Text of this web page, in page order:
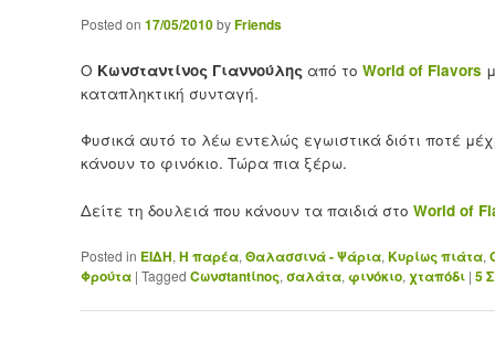
Posted on 17/05/2010byFriends
Ο Κωνσταντίνος Γιαννούλης από το World of Flavors
καταπληκτική συνταγή.
Φυσικά αυτό το λέω εντελώς εγωιστικά διότι ποτέ
κάνουν το φινόκιο. Τώρα πια ξέρω.
Δείτε τη δουλειά που κάνουν τα παιδιά στο World of
Posted in ΕΙΔΗ, Η παρέα, Θαλασσινά - Ψάρια, Κυρίως πιάτα,
Φρούτα | Tagged Cωνσtantίnoς, σαλάτα, φινόκιο, χταπόδι | 5